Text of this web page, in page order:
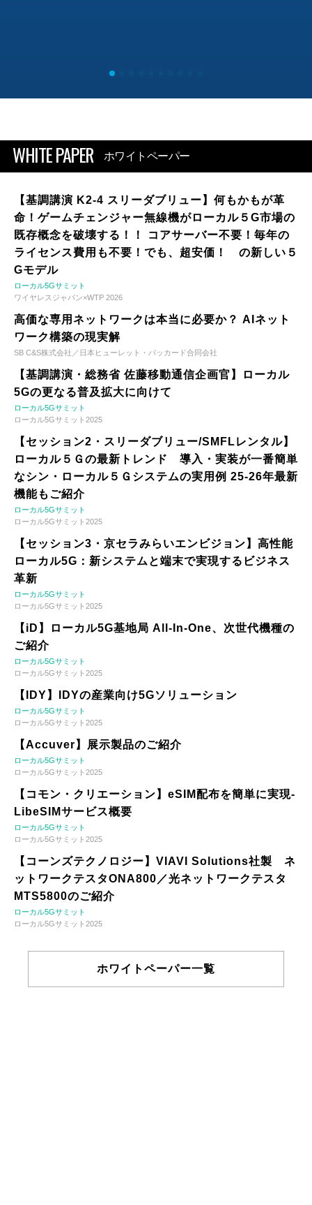
WHITE PAPER ホワイトペーパー
【基調講演 K2-4 スリーダブリュー】何もかもが革
命！ゲームチェンジャー無線機がローカル５G市場の
既存概念を破壊する！！ コアサーバー不要！毎年の
ライセンス費用も不要！でも、超安価！ の新しい５
Gモデル
ローカル5Gサミット
ワイヤレスジャパン×WTP 2026
高価な専用ネットワークは本当に必要か？ AIネット
ワーク構築の現実解
SB C&S株式会社／日本ヒューレット・パッカード合同会社
【基調講演・総務省 佐藤移動通信企画官】ローカル
5Gの更なる普及拡大に向けて
ローカル5Gサミット
ローカル5Gサミット2025
【セッション2・スリーダブリュー/SMFLレンタル】
ローカル５Ｇの最新トレンド 導入・実装が一番簡単
なシン・ローカル５Ｇシステムの実用例 25-26年最新
機能もご紹介
ローカル5Gサミット
ローカル5Gサミット2025
【セッション3・京セラみらいエンビジョン】高性能
ローカル5G：新システムと端末で実現するビジネス
革新
ローカル5Gサミット
ローカル5Gサミット2025
【iD】ローカル5G基地局 All-In-One、次世代機種の
ご紹介
ローカル5Gサミット
ローカル5Gサミット2025
【IDY】IDYの産業向け5Gソリューション
ローカル5Gサミット
ローカル5Gサミット2025
【Accuver】展示製品のご紹介
ローカル5Gサミット
ローカル5Gサミット2025
【コモン・クリエーション】eSIM配布を簡単に実現-
LibeSIMサービス概要
ローカル5Gサミット
ローカル5Gサミット2025
【コーンズテクノロジー】VIAVI Solutions社製 ネ
ットワークテスタONA800／光ネットワークテスタ
MTS5800のご紹介
ローカル5Gサミット
ローカル5Gサミット2025
ホワイトペーパー一覧